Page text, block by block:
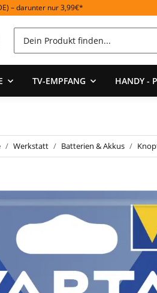
– darunter nur 3,99€*
TV-EMPFANG HANDY -
Werkstatt Batterien & Akkus